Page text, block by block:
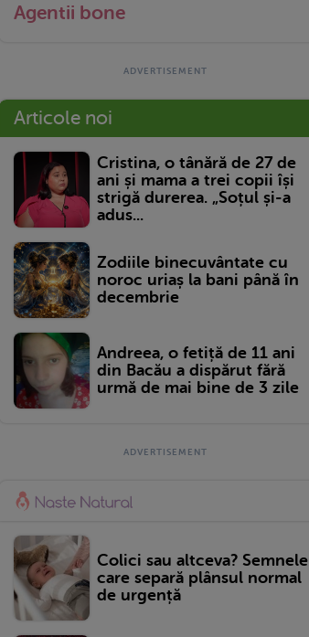
Agentii bone
Articole noi
Cristina, o tânără de 27 de
ani și mama a trei copii își
strigă durerea. „Soțul și-a
adus...
Zodiile binecuvântate cu
noroc uriaș la bani până în
decembrie
Andreea, o fetiță de 11 ani
din Bacău a dispărut fără
urmă de mai bine de 3 zile
Colici sau altceva? Semnele
care separă plânsul normal
de urgență